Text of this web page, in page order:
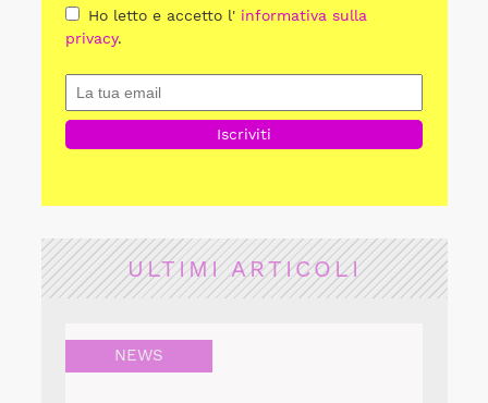
Ho letto e accetto l' informativa sulla
privacy.
ULTIMI ARTICOLI
NEWS